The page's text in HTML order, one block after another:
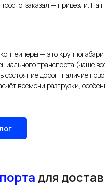
заказал — привезли. На
— это
транспорта (чаще
состояние дорог, наличие
времени разгрузки,
для